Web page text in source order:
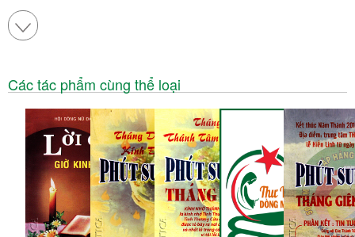
Điện thoại
Gặp nhau
Ngồi vào bàn ăn
Tắm rửa
53
Rửa tay
59
Mặc y phục
65
Gặp cám dỗ
121
Mọi việc khác
125
Các tác phẩm cùng thể loại